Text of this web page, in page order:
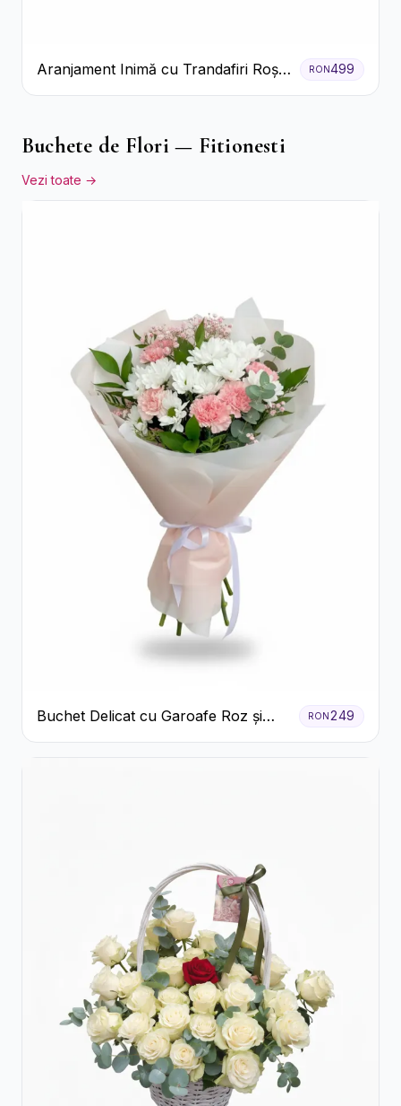
Aranjament Inimă cu Trandafiri Roșii
și Floarea Miresei
RON499
Buchete de Flori — Fitionesti
Vezi toate →
Buchet Delicat cu Garoafe Roz și
Crizanteme Albe
RON249